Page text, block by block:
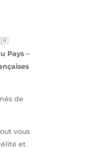
Pays –
de
vous
et